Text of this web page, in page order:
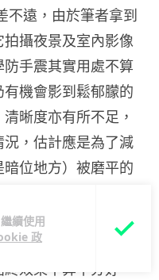
續使用
政
不遠，由於筆者拿到
攝夜景及室內影像
手震其實用處不算
機會影到鬆郁朦的
晰度亦有所不足，
，估計應是為了減
位地方）被磨平的
（使用預設模
情況不會再出現，
效果不算十分好，